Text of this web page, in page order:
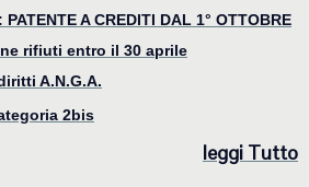
A CREDITI DAL 1° OTTOBRE
rifiuti entro il 30 aprile
A.N.G.A.
2bis
leggi Tutto